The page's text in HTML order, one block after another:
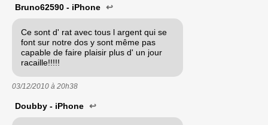
Bruno62590 - iPhone ↩
Ce sont d' rat avec tous l argent qui se
font sur notre dos y sont même pas
capable de faire plaisir plus d' un jour
racaille!!!!!
03/12/2010 à 20h38
Doubby - iPhone ↩